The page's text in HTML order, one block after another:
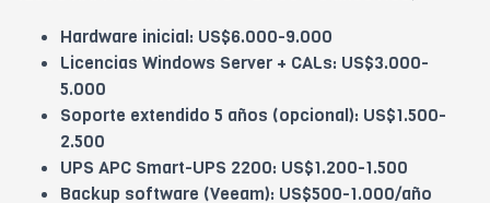
Hardware inicial: US$6.000-9.000
Licencias Windows Server + CALs: US$3.000-
5.000
Soporte extendido 5 años (opcional): US$1.500-
2.500
UPS APC Smart-UPS 2200: US$1.200-1.500
Backup software (Veeam): US$500-1.000/año